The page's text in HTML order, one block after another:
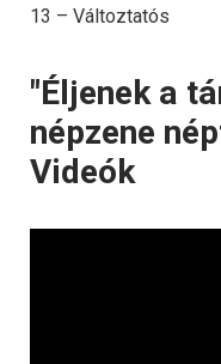
13 – Változtatós
"Éljenek a
népzene
Videók